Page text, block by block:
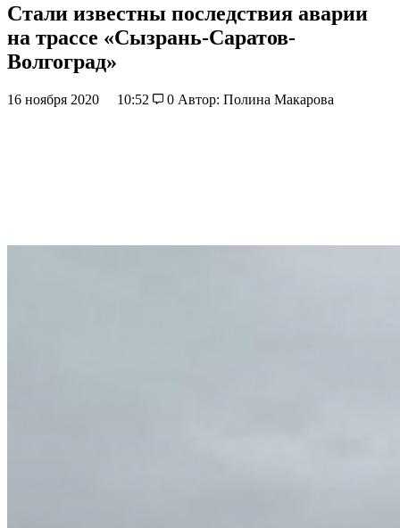
Стали известны последствия аварии
на трассе «Сызрань-Саратов-
Волгоград»
16 ноября 2020 10:52 0 Автор: Полина Макарова